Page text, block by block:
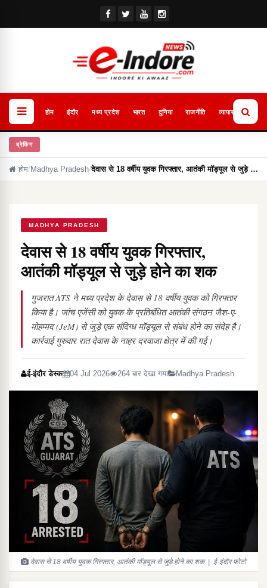
होम इंदौर मध्य प्रदेश भारत दुनिया राजनीति व्यापार खेल
ब्रेकिंग
होम/ Madhya Pradesh/देवास से 18 वर्षीय युवक गिरफ्तार, आतंकी मॉड्यूल से जुड़े …
MADHYA PRADESH
देवास से 18 वर्षीय युवक गिरफ्तार,
आतंकी मॉड्यूल से जुड़े होने का शक
गुजरात ATS ने मध्य प्रदेश के देवास से 18 वर्षीय युवक को गिरफ्तार
किया है। जांच एजेंसी को युवक के प्रतिबंधित आतंकी संगठन जैश-ए-
मोहम्मद (JeM) से जुड़े एक संदिग्ध मॉड्यूल से संबंध होने का संदेह है।
कार्रवाई गुरुवार रात देवास के नाहर दरवाजा क्षेत्र में की गई।
ई-इंदौर डेस्क 04 Jul 2026 264 बार देखा गया Madhya Pradesh
देवास से 18 वर्षीय युवक गिरफ्तार, आतंकी मॉड्यूल से जुड़े होने का शक | ई-इंदौर फोटो